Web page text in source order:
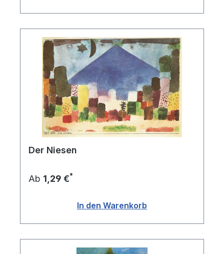
Der Niesen
Ab 1,29 €*
In den Warenkorb